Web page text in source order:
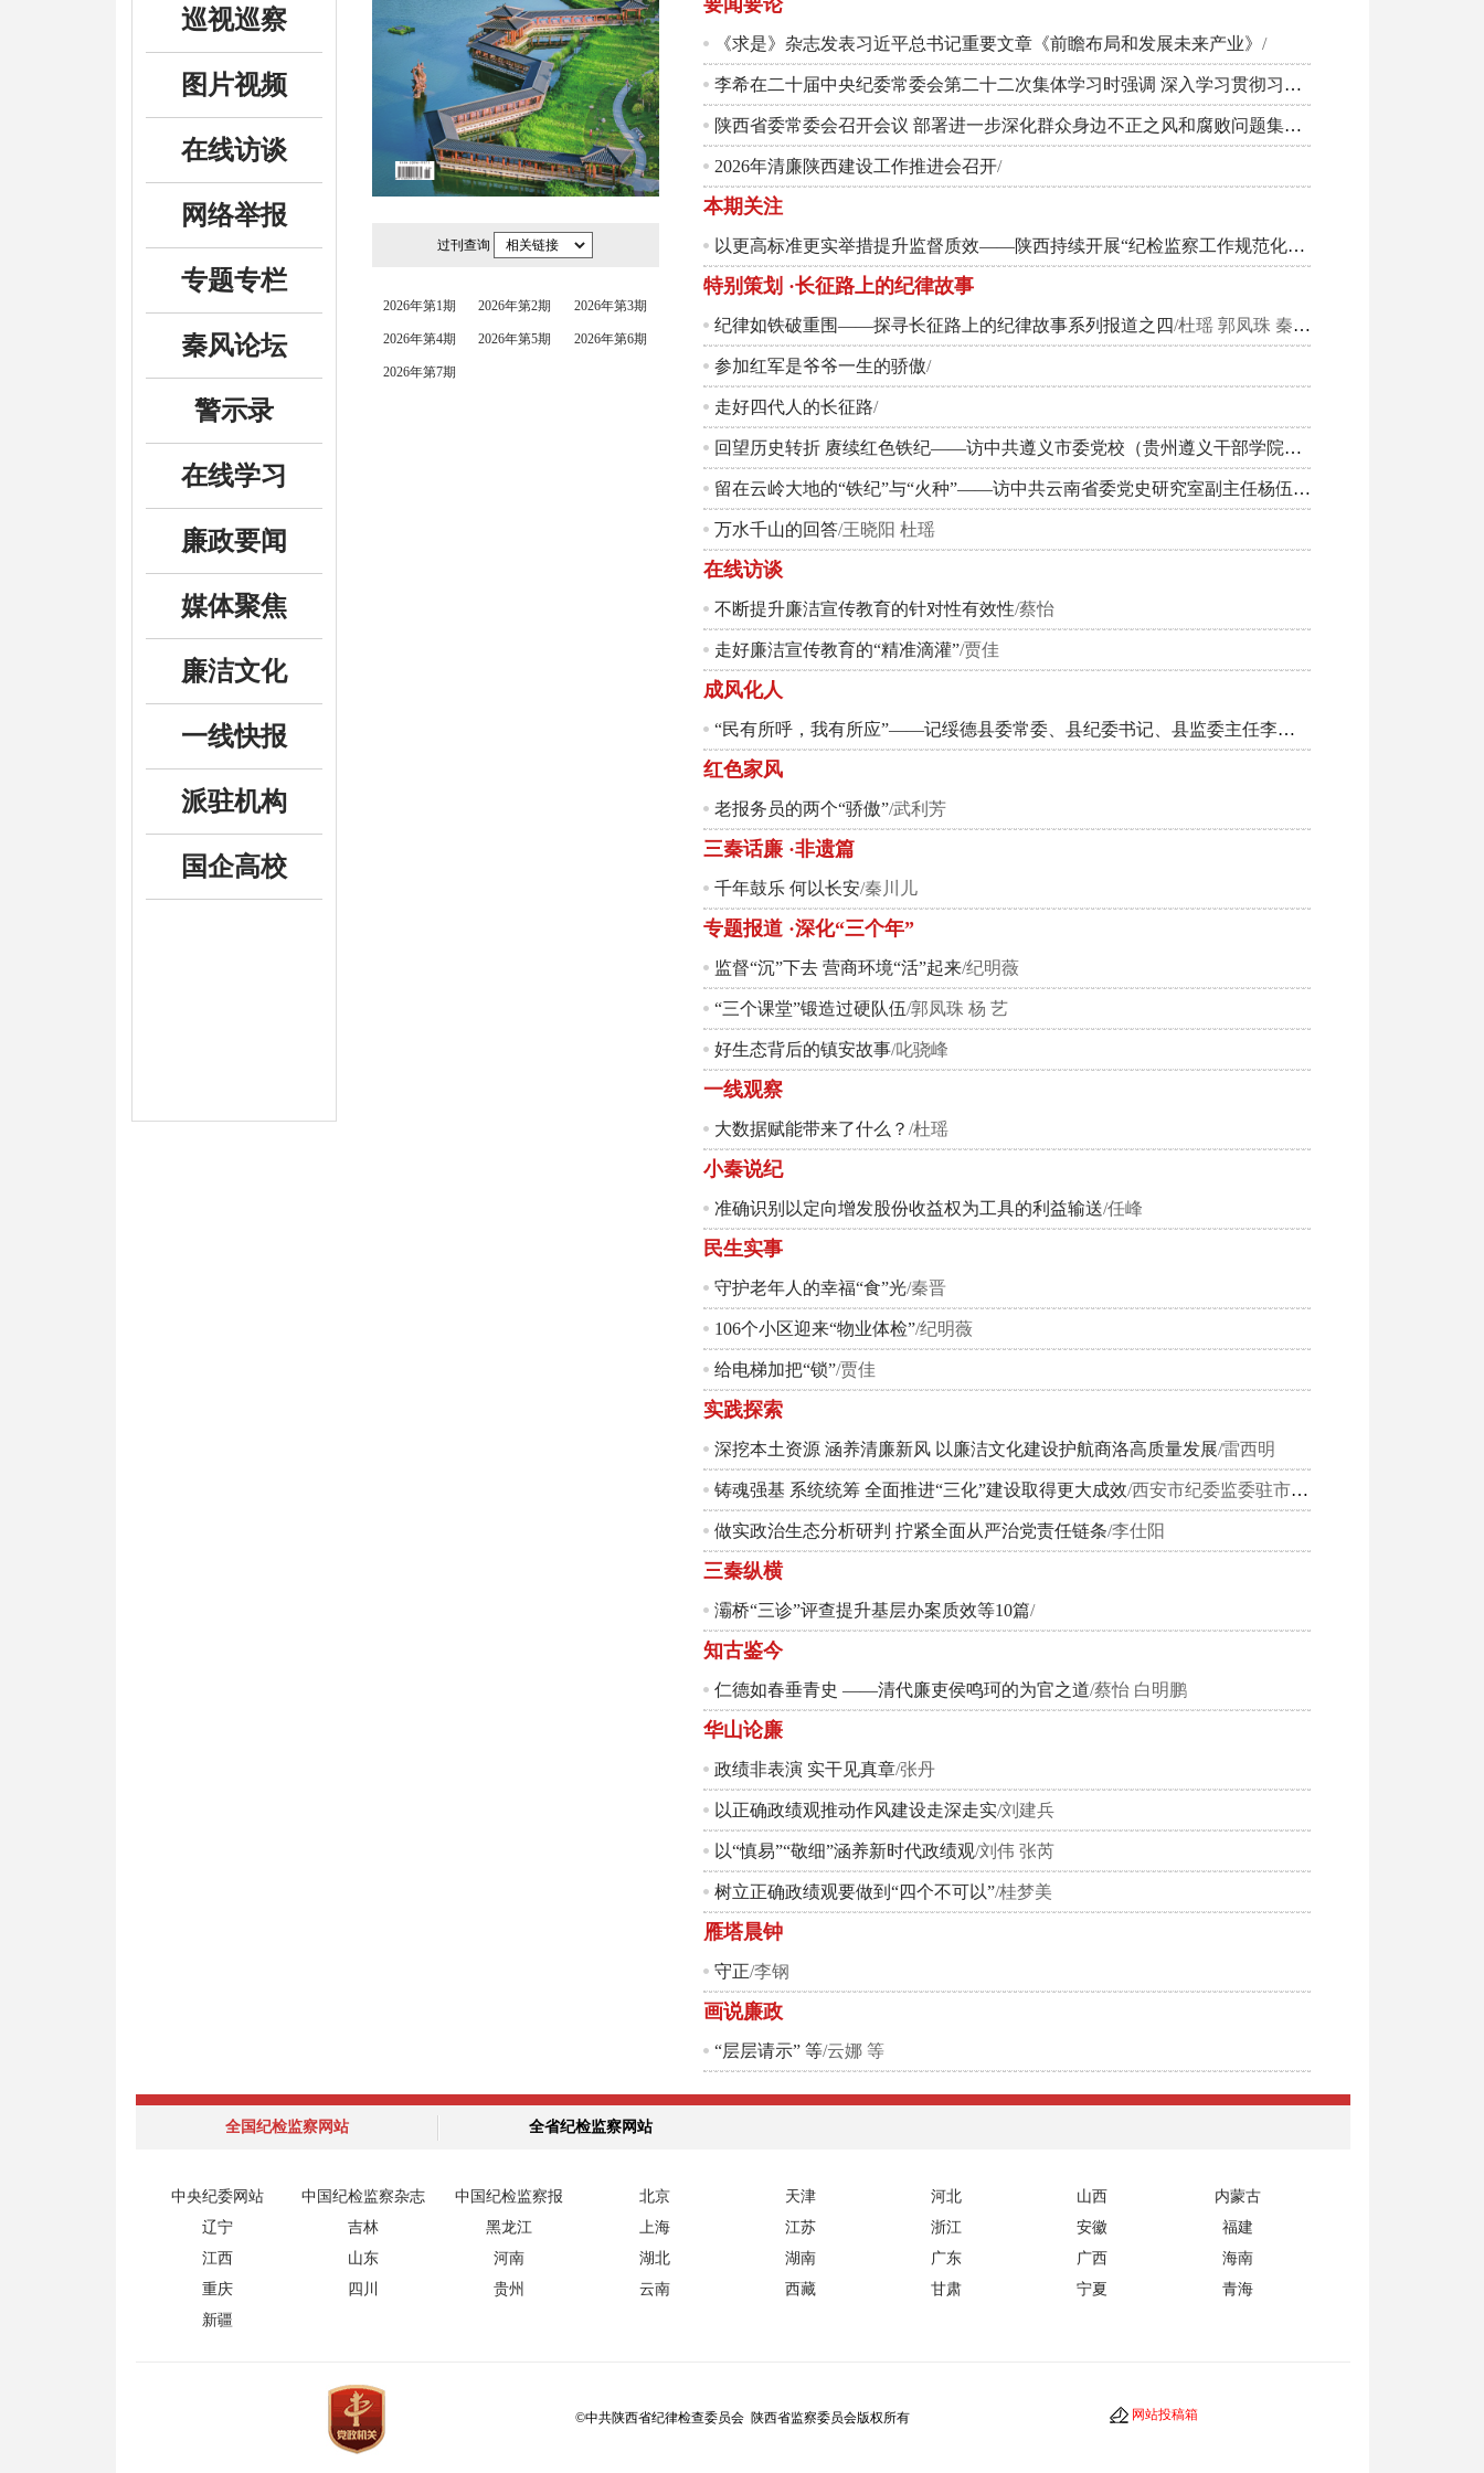
巡视巡察
图片视频
在线访谈
网络举报
专题专栏
秦风论坛
警示录
在线学习
廉政要闻
媒体聚焦
廉洁文化
一线快报
派驻机构
国企高校
过刊查询 相关链接
2026年第1期 2026年第2期 2026年第3期
2026年第4期 2026年第5期 2026年第6期
2026年第7期
要闻要论
《求是》杂志发表习近平总书记重要文章《前瞻布局和发展未来产业》 /
李希在二十届中央纪委常委会第二十二次集体学习时强调 深入学习贯彻习近平总书记关于社会工作的重要论述 以高质量监督执纪执法为社会工作高质量发展提供有力保障
陕西省委常委会召开会议 部署进一步深化群众身边不正之风和腐败问题集中整治工作​
2026年清廉陕西建设工作推进会召开/
本期关注
以更高标准更实举措提升监督质效——陕西持续开展“纪检监察工作规范化法治化正规化建设年”行动
特别策划 ·长征路上的纪律故事
纪律如铁破重围——探寻长征路上的纪律故事系列报道之四/杜瑶 郭凤珠 秦川儿
参加红军是爷爷一生的骄傲/
走好四代人的长征路/
回望历史转折 赓续红色铁纪——访中共遵义市委党校（贵州遵义干部学院）遵义会议研究中心原主任徐勇
留在云岭大地的“铁纪”与“火种”——访中共云南省委党史研究室副主任杨伍荣、中共昆明市委党史研究室
万水千山的回答/王晓阳 杜瑶
在线访谈
不断提升廉洁宣传教育的针对性有效性/蔡怡
走好廉洁宣传教育的“精准滴灌”/贾佳
成风化人
“民有所呼，我有所应”——记绥德县委常委、县纪委书记、县监委主任李泓江
红色家风
老报务员的两个“骄傲”/武利芳
三秦话廉 ·非遗篇
千年鼓乐 何以长安/秦川儿
专题报道 ·深化“三个年”
监督“沉”下去 营商环境“活”起来/纪明薇
“三个课堂”锻造过硬队伍/郭凤珠 杨 艺
好生态背后的镇安故事/叱骁峰
一线观察
大数据赋能带来了什么？ /杜瑶
小秦说纪
准确识别以定向增发股份收益权为工具的利益输送/任峰
民生实事
守护老年人的幸福“食”光/秦晋
106个小区迎来“物业体检”/纪明薇
给电梯加把“锁”/贾佳
实践探索
深挖本土资源 涵养清廉新风 以廉洁文化建设护航商洛高质量发展/雷西明
铸魂强基 系统统筹 全面推进“三化”建设取得更大成效/西安市纪委监委驻市公安局纪检监察组
做实政治生态分析研判 拧紧全面从严治党责任链条/李仕阳
三秦纵横
灞桥“三诊”评查提升基层办案质效等10篇/
知古鉴今
仁德如春垂青史 ——清代廉吏侯鸣珂的为官之道/蔡怡 白明鹏
华山论廉
政绩非表演 实干见真章/张丹
以正确政绩观推动作风建设走深走实/刘建兵
以“慎易”“敬细”涵养新时代政绩观/刘伟 张芮
树立正确政绩观要做到“四个不可以”/桂梦美
雁塔晨钟
守正/李钢
画说廉政
“层层请示” 等/云娜 等
全国纪检监察网站 全省纪检监察网站
中央纪委网站 中国纪检监察杂志 中国纪检监察报 北京 天津 河北 山西
内蒙古
辽宁
吉林 黑龙江 上海 江苏 浙江 安徽
福建
江西
山东 河南 湖北 湖南 广东 广西
海南
重庆
四川 贵州 云南 西藏 甘肃 宁夏
青海
新疆
©中共陕西省纪律检查委员会 陕西省监察委员会版权所有 网站投稿箱